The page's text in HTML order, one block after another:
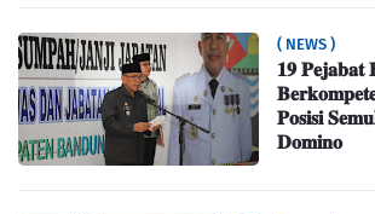
( NEWS )
𝟏𝟗
𝐏𝐨𝐬𝐢𝐬𝐢
𝐃𝐨𝐦𝐢𝐧𝐨